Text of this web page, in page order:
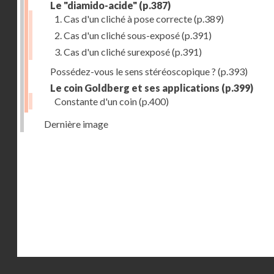
Le "diamido-acide" (p.387)
1. Cas d'un cliché à pose correcte(p.389)
2. Cas d'un cliché sous-exposé(p.391)
3. Cas d'un cliché surexposé(p.391)
Possédez-vous le sens stéréoscopique ? (p.393)
Le coin Goldberg et ses applications (p.399)
Constante d'un coin(p.400)
Dernière image